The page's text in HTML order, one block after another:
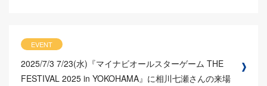
EVENT
2025/7/3 7/23(水)『マイナビオールスターゲーム THE
FESTIVAL 2025 in YOKOHAMA』に相川七瀬さんの来場